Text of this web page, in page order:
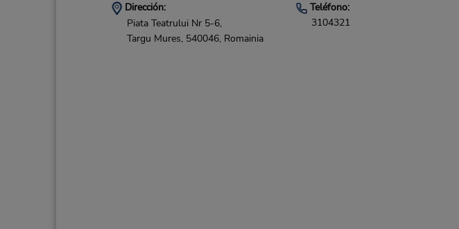
Dirección:
Piata Teatrului Nr 5-6,
Targu Mures, 540046, Romainia
Teléfono:
3104321